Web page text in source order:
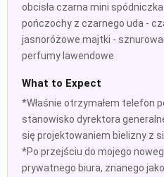
obcisła czarna mini
pończochy z czarnego uda -
jasnoróżowe majtki -
perfumy lawendowe
What to Expect
*Właśnie otrzymałem telefon
stanowisko dyrektora
się projektowaniem bielizny z
*Po przejściu do mojego
prywatnego biura, znanego